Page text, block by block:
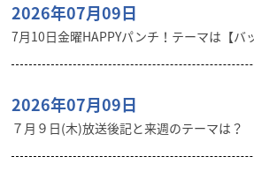
2026年07月09日
7月10日金曜HAPPYパンチ！テーマは【バ
2026年07月09日
７月９日(木)放送後記と来週のテーマは？